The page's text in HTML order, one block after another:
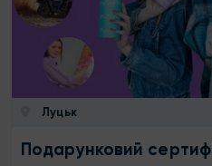
Луцьк
Подарунковий